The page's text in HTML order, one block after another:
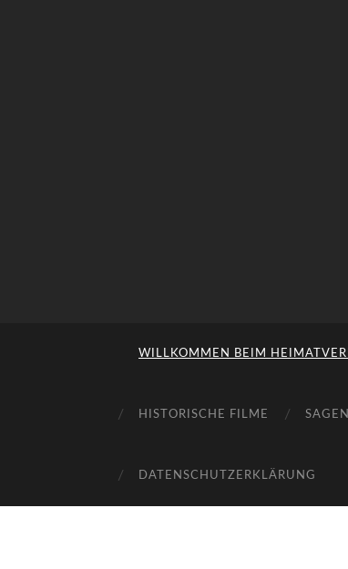
WILLKOMMEN BEIM
HISTORISCHE FILME
DATENSCHUTZERKLÄRUNG